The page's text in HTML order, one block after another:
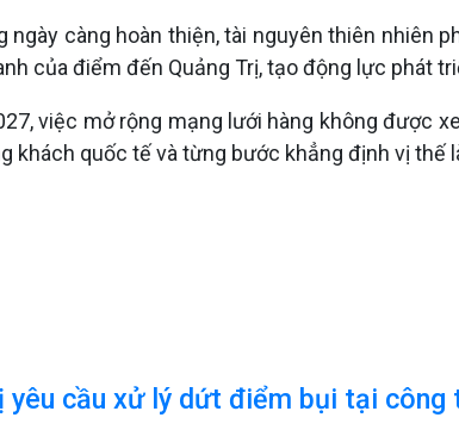
càng hoàn thiện, tài nguyên thiên nhiên
của điểm đến Quảng Trị, tạo động lực phát
việc mở rộng mạng lưới hàng không được
quốc tế và từng bước khẳng định vị thế
yêu cầu xử lý dứt điểm bụi tại công